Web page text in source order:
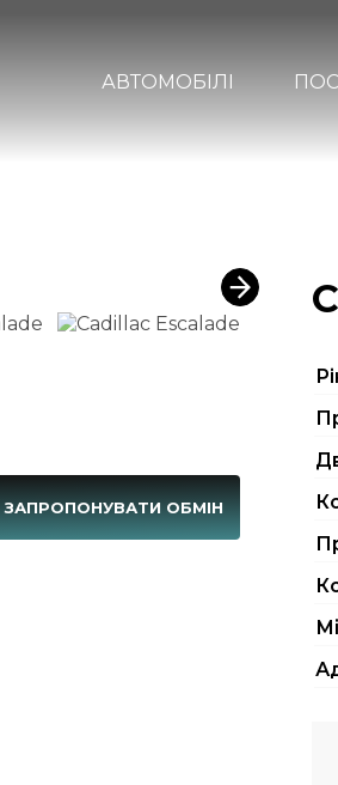
АВТОМОБІЛІ
ЗАПРОПОНУВАТИ ОБМІН